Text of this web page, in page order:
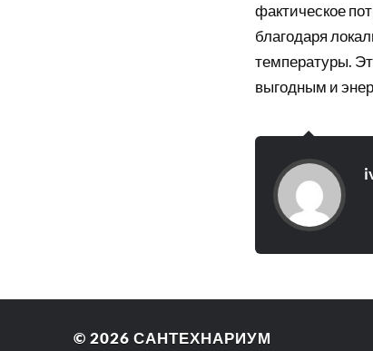
фактическое
благодаря
температуры.
выгодным и
© 2026 САНТЕХНАРИУМ